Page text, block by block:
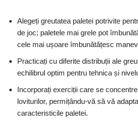
Alegeți greutatea paletei potrivite
de joc; paletele mai grele pot
cele mai ușoare îmbunătățesc
Practicați cu diferite distribuții ale
echilibrul optim pentru tehnica și
Incorporați exerciții care se
loviturilor, permițându-vă să vă
caracteristicile paletei.